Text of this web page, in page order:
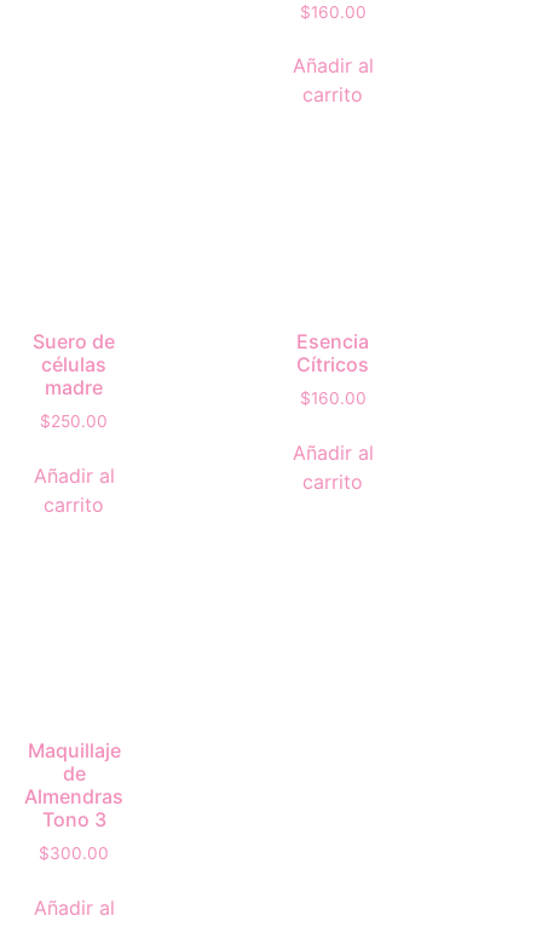
$160.00
Añadir al
carrito
Suero de
células
madre
$250.00
Añadir al
carrito
Esencia
Cítricos
$160.00
Añadir al
carrito
Maquillaje
de
Almendras
Tono 3
$300.00
Añadir al